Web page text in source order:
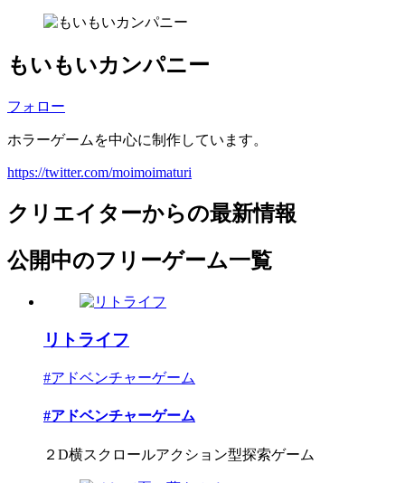
もいもいカンパニー
フォロー
ホラーゲームを中心に制作しています。
https://twitter.com/moimoimaturi
クリエイターからの最新情報
公開中のフリーゲーム一覧
リトライフ
#アドベンチャーゲーム
#アドベンチャーゲーム
２D横スクロールアクション型探索ゲーム